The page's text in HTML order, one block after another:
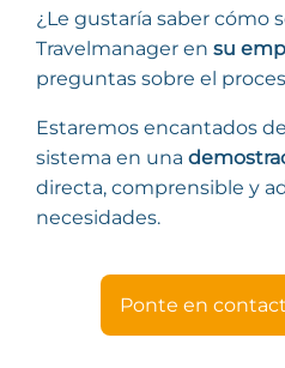
¿Le gustaría saber cómo
Travelmanager ensu
preguntas sobre el
Estaremos encantados
sistema en una
directa, comprensible y
necesidades.
Ponte en